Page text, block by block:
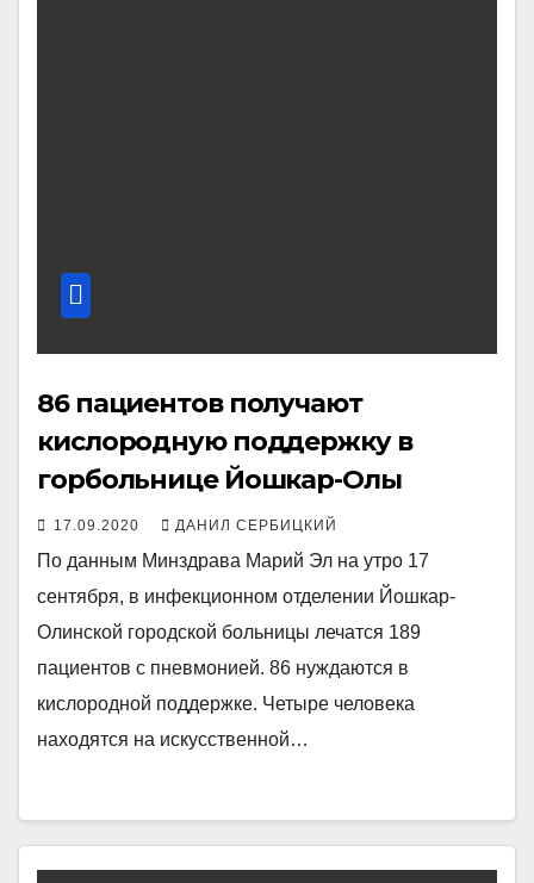
86 пациентов получают
кислородную поддержку в
горбольнице Йошкар-Олы
17.09.2020 ДАНИЛ СЕРБИЦКИЙ
По данным Минздрава Марий Эл на утро 17
сентября, в инфекционном отделении Йошкар-
Олинской городской больницы лечатся 189
пациентов с пневмонией. 86 нуждаются в
кислородной поддержке. Четыре человека
находятся на искусственной…